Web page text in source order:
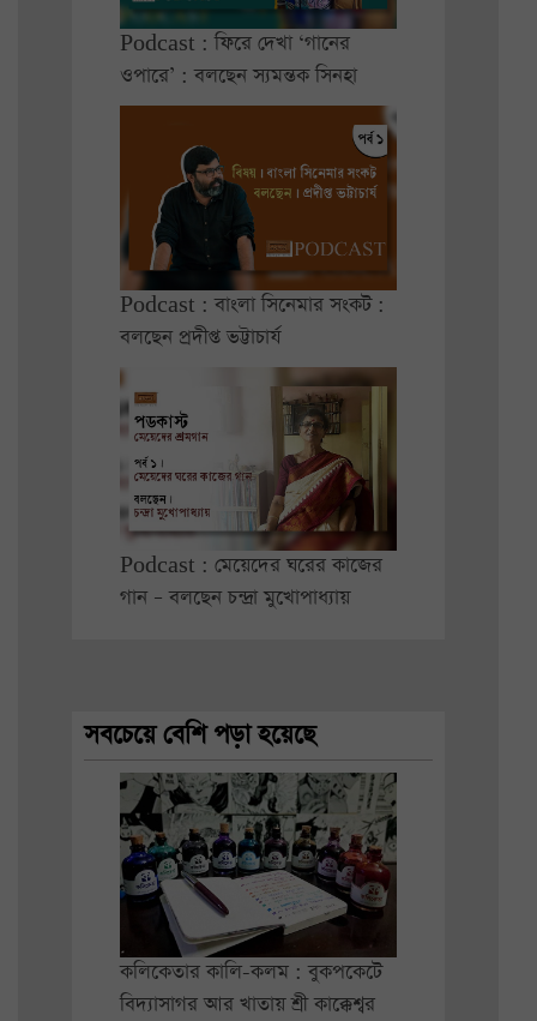
Podcast : ফিরে দেখা ‘গানের
ওপারে’ : বলছেন স্যমন্তক সিনহা
Podcast : বাংলা সিনেমার সংকট :
বলছেন প্রদীপ্ত ভট্টাচার্য
Podcast : মেয়েদের ঘরের কাজের
গান – বলছেন চন্দ্রা মুখোপাধ্যায়
সবচেয়ে বেশি পড়া হয়েছে
কলিকেতার কালি-কলম : বুকপকেটে
বিদ্যাসাগর আর খাতায় শ্রী কাক্কেশ্বর